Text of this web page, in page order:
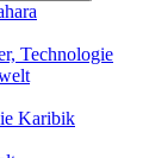
Technologie
Karibik